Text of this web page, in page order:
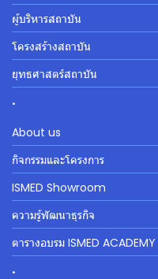
ผู้บริหารสถาบัน
โครงสร้างสถาบัน
ยุทธศาสตร์สถาบัน
.
About us
กิจกรรมและโครงการ
ISMED Showroom
ความรู้พัฒนาธุรกิจ
ตารางอบรม ISMED ACADEMY
.